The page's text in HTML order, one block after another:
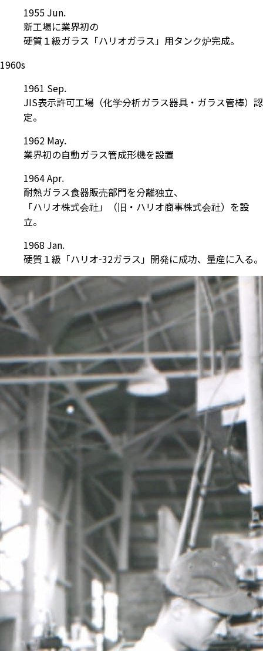
1955 Jun.
新工場に業界初の
硬質１級ガラス「ハリオガラス」用タンク炉完成。
1960s
1961 Sep.
JIS表示許可工場（化学分析ガラス器具・ガラス管棒）認
定。
1962 May.
業界初の自動ガラス管成形機を設置
1964 Apr.
耐熱ガラス食器販売部門を分離独立、
「ハリオ株式会社」（旧・ハリオ商事株式会社）を設
立。
1968 Jan.
硬質１級「ハリオ-32ガラス」開発に成功、量産に入る。